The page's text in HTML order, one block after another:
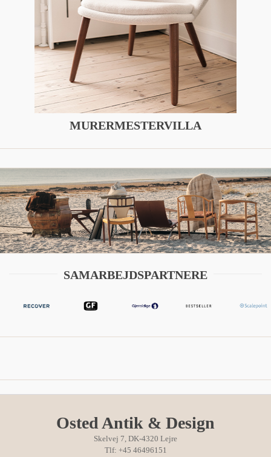
MURERMESTERVILLA
SAMARBEJDSPARTNERE
Osted Antik & Design
Skelvej 7, DK-4320 Lejre
Tlf: +45 46496151